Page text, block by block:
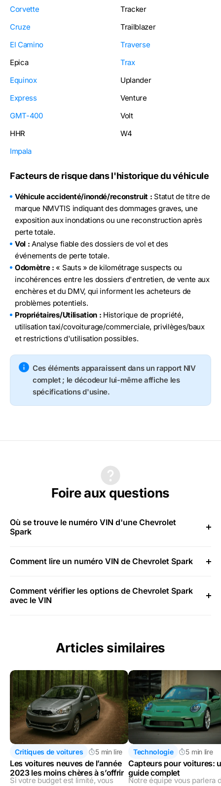
Corvette
Cruze
El Camino
Epica
Equinox
Express
GMT-400
HHR
Impala
Tracker
Trailblazer
Traverse
Trax
Uplander
Venture
Volt
W4
Facteurs de risque dans l'historique du véhicule
Véhicule accidenté/inondé/reconstruit : Statut de titre de
marque NMVTIS indiquant des dommages graves, une
exposition aux inondations ou une reconstruction après
perte totale.
Vol : Analyse fiable des dossiers de vol et des
événements de perte totale.
Odomètre : « Sauts » de kilométrage suspects ou
incohérences entre les dossiers d'entretien, de vente aux
enchères et du DMV, qui informent les acheteurs de
problèmes potentiels.
Propriétaires/Utilisation : Historique de propriété,
utilisation taxi/covoiturage/commerciale, privilèges/baux
et restrictions d'utilisation possibles.
Ces éléments apparaissent dans un rapport NIV
complet ; le décodeur lui-même affiche les
spécifications d'usine.
Foire aux questions
Où se trouve le numéro VIN d'une Chevrolet
Spark
Comment lire un numéro VIN de Chevrolet Spark
Comment vérifier les options de Chevrolet Spark
avec le VIN
Articles similaires
Critiques de voitures 5 min lire
Les voitures neuves de l’année
2023 les moins chères à s’offrir
Si votre budget est limité, vous
Technologie 5 min lire
Capteurs pour voitures:
guide complet
Notre équipe vous parlera